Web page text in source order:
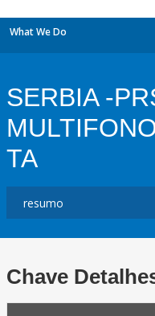
What We Do
SERBIA -
TA
Chave